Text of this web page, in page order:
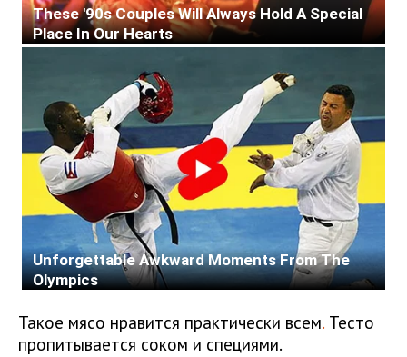
Такое мясо нравится практически всем. Тесто
пропитывается соком и специями.